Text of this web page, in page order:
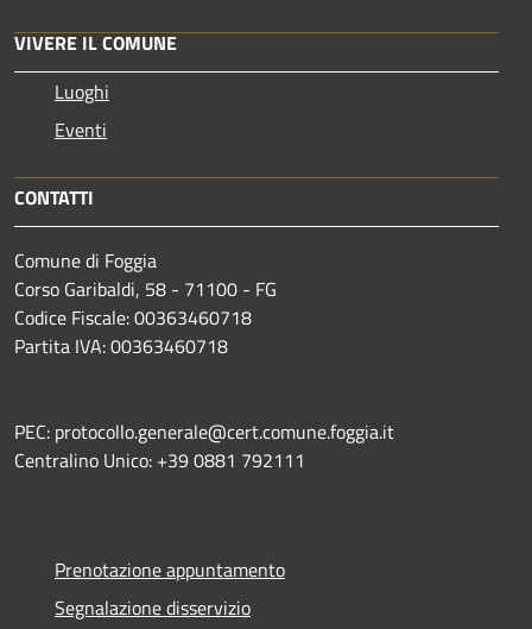
VIVERE IL COMUNE
Luoghi
Eventi
CONTATTI
Comune di Foggia
Corso Garibaldi, 58 - 71100 - FG
Codice Fiscale: 00363460718
Partita IVA: 00363460718
PEC: protocollo.generale@cert.comune.foggia.it
Centralino Unico: +39 0881 792111
Prenotazione appuntamento
Segnalazione disservizio